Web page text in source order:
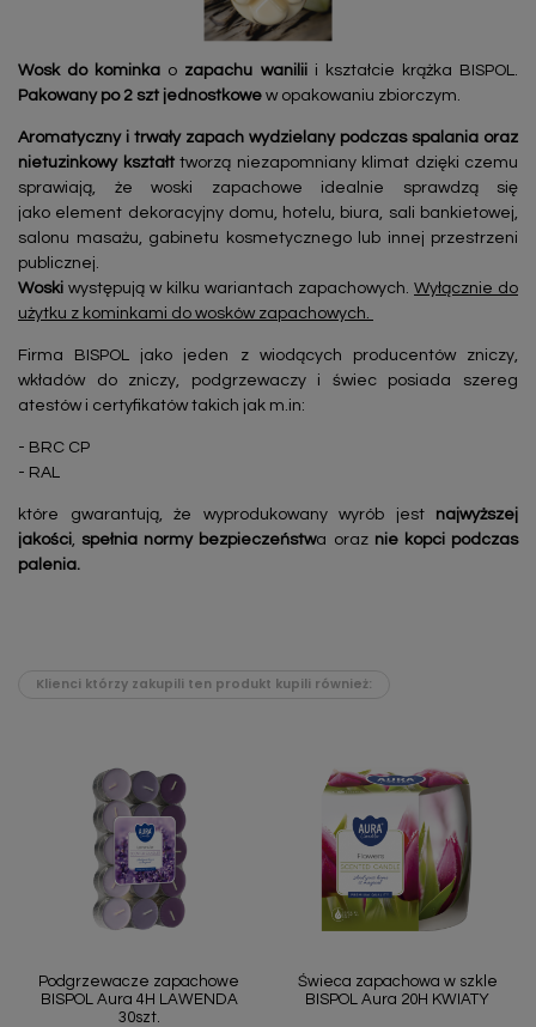
Wosk do kominka o zapachu wanilii i kształcie krążka BISPOL.
Pakowany po 2 szt jednostkowe w opakowaniu zbiorczym.
Aromatyczny i trwały zapach wydzielany podczas spalania oraz
nietuzinkowy kształttworzą niezapomniany klimat dzięki czemu
sprawiają, że woski zapachowe idealnie sprawdzą się
jako element dekoracyjny domu, hotelu, biura, sali bankietowej,
salonu masażu, gabinetu kosmetycznego lub innej przestrzeni
publicznej.
Woski występują w kilku wariantach zapachowych. Wyłącznie do
użytku z kominkami do wosków zapachowych.
Firma BISPOL jako jeden z wiodących producentów zniczy,
wkładów do zniczy, podgrzewaczy i świec posiada szereg
atestów i certyfikatów takich jak m.in:
- BRC CP
- RAL
które gwarantują, że wyprodukowany wyrób jest najwyższej
jakości ,spełnia normy bezpieczeństwa oraz nie kopci podczas
palenia.
Klienci którzy zakupili ten produkt kupili również:
Podgrzewacze zapachowe
BISPOL Aura 4H LAWENDA
30szt.
Świeca zapachowa w szkle
BISPOL Aura 20H KWIATY